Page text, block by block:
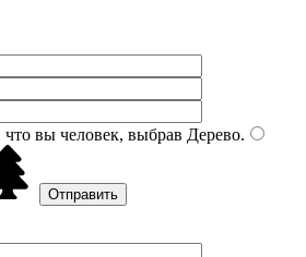
вы человек, выбрав Дерево.